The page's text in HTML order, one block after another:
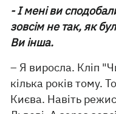
- І мені ви
зовсім не так, як
Ви інша.
– Я виросла. Кліп
кілька років тому.
Києва. Навіть